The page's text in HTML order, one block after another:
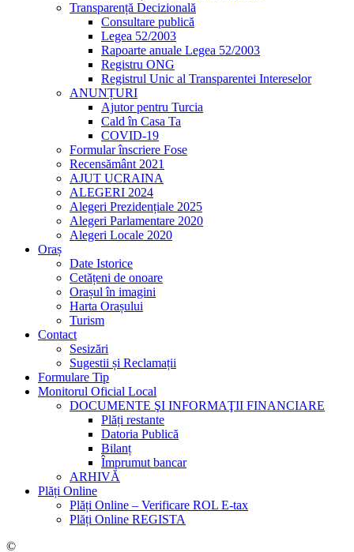
Transparență Decizională
Consultare publică
Legea 52/2003
Rapoarte anuale Legea 52/2003
Registru ONG
Registrul Unic al Transparentei Intereselor
ANUNȚURI
Ajutor pentru Turcia
Cald în Casa Ta
COVID-19
Formular înscriere Fose
Recensământ 2021
AJUT UCRAINA
ALEGERI 2024
Alegeri Prezidențiale 2025
Alegeri Parlamentare 2020
Alegeri Locale 2020
Oraș
Date Istorice
Cetățeni de onoare
Orașul în imagini
Harta Orașului
Turism
Contact
Sesizări
Sugestii și Reclamații
Formulare Tip
Monitorul Oficial Local
DOCUMENTE ŞI INFORMAŢII FINANCIARE
Plăți restante
Datoria Publică
Bilanț
Împrumut bancar
ARHIVĂ
Plăți Online
Plăți Online – Verificare ROL E-tax
Plăți Online REGISTA
©